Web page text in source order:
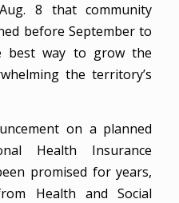
8 that community
before September to
best way to grow the
the territory’s
on a planned
Health Insurance
promised for years,
Health and Social